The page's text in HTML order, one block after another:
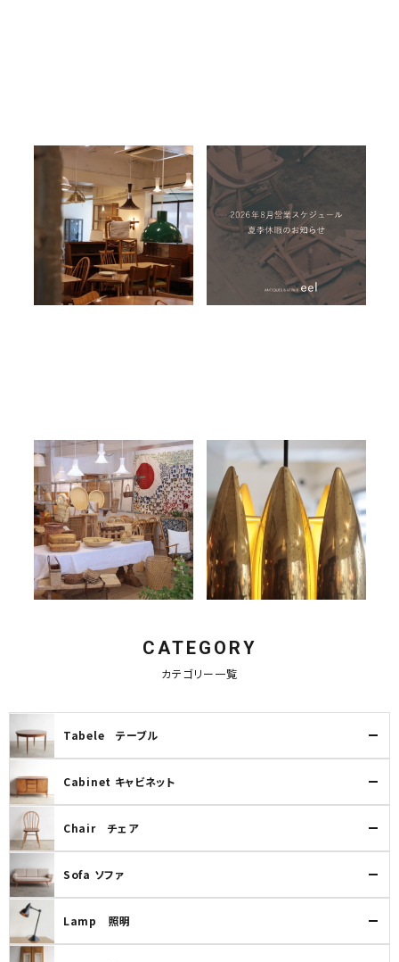
模様替えは定期的に
2026.08.02
eelについて
2026年8月 営業スケジュ
ール
2026.07.23
eelについて お知らせ
暮らしのかご展 2026
2026.07.21
eelについて
イベント at eel
petit lamp 展
2026.06.27
eelについて 未分類
CATEGORY
カテゴリー一覧
Tabele テーブル
Cabinet キャビネット
Chair チェア
Sofa ソファ
Lamp 照明